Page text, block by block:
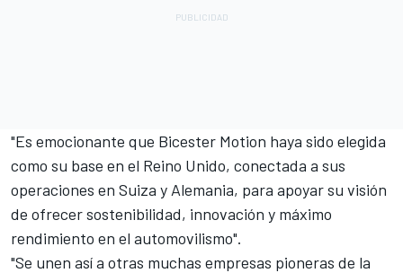
"Es emocionante que Bicester Motion haya sido elegida
como su base en el Reino Unido, conectada a sus
operaciones en Suiza y Alemania, para apoyar su visión
de ofrecer sostenibilidad, innovación y máximo
rendimiento en el automovilismo".
"Se unen así a otras muchas empresas pioneras de la